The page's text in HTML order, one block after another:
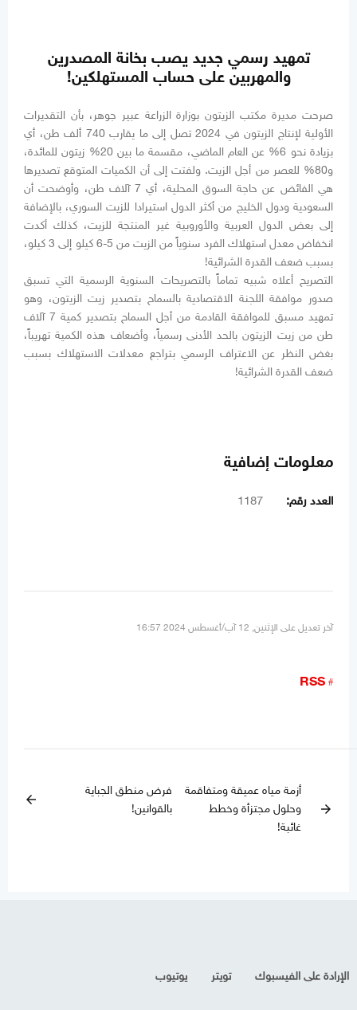
تمهيد رسمي جديد يصب بخانة المصدرين
والمهربين على حساب المستهلكين!
صرحت مديرة مكتب الزيتون بوزارة الزراعة عبير جوهر، بأن التقديرات
الأولية لإنتاج الزيتون في 2024 تصل إلى ما يقارب 740 ألف طن، أي
بزيادة نحو 6% عن العام الماضي، مقسمة ما بين 20% زيتون للمائدة،
و80% للعصر من أجل الزيت. ولفتت إلى أن الكميات المتوقع تصديرها
هي الفائض عن حاجة السوق المحلية، أي 7 آلاف طن، وأوضحت أن
السعودية ودول الخليج من أكثر الدول استيرادا للزيت السوري، بالإضافة
إلى بعض الدول العربية والأوروبية غير المنتجة للزيت، كذلك أكدت
انخفاض معدل استهلاك الفرد سنوياً من الزيت من 5-6 كيلو إلى 3 كيلو،
بسبب ضعف القدرة الشرائية!
التصريح أعلاه شبيه تماماً بالتصريحات السنوية الرسمية التي تسبق
صدور موافقة اللجنة الاقتصادية بالسماح بتصدير زيت الزيتون، وهو
تمهيد مسبق للموافقة القادمة من أجل السماح بتصدير كمية 7 آلاف
طن من زيت الزيتون بالحد الأدنى رسمياً، وأضعاف هذه الكمية تهريباً،
بغض النظر عن الاعتراف الرسمي بتراجع معدلات الاستهلاك بسبب
ضعف القدرة الشرائية!
معلومات إضافية
العدد رقم: 1187
آخر تعديل على الإثنين, 12 آب/أغسطس 2024 16:57
RSS
arrow_forward
أزمة مياه عميقة ومتفاقمة
وحلول مجتزأة وخطط
غائبة!
فرض منطق الجباية
بالقوانين!
arrow_back
الإرادة على الفيسبوك تويتر يوتيوب